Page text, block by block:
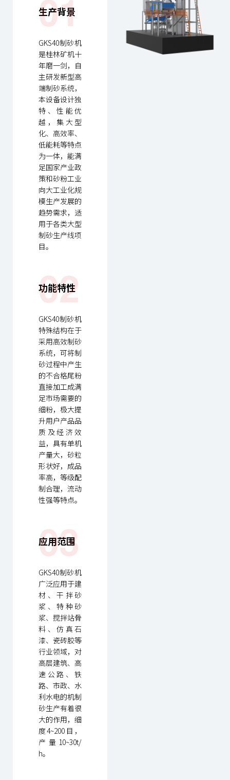
01
生产背景
GKS40制砂机
是桂林矿机十
年磨一剑，自
主研发新型高
端制砂系统，
本设备设计独
特、性能优
越，集大型
化、高效率、
低能耗等特点
为一体，能满
足国家产业政
策和砂粉工业
向大工业化规
模生产发展的
趋势需求，适
用于各类大型
制砂生产线项
目。
02
功能特性
GKS40制砂机
特殊结构在于
采用高效制砂
系统，可将制
砂过程中产生
的不合格尾粉
直接加工成满
足市场需要的
细粉，极大提
升用户产品品
质及经济效
益，具有单机
产量大，砂粒
形状好，成品
率高，等级配
制合理，流动
性强等特点。
03
应用范围
GKS40制砂机
广泛应用于建
材、干拌砂
浆、特种砂
浆、搅拌站骨
料、仿真石
漆、瓷砖胶等
行业领域，对
高层建筑、高
速公路、铁
路、市政、水
利水电的机制
砂生产有着很
大的作用，细
度4~200目，
产量10~30t/
h。